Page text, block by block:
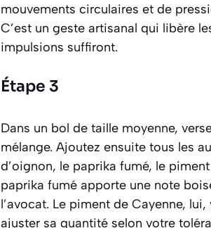
mouvements circulaires et de
C’est un geste artisanal qui libère
impulsions suffiront.
Étape 3
Dans un bol de taille moyenne,
mélange. Ajoutez ensuite tous les
d’oignon, le paprika fumé, le
paprika fumé apporte une note
l’avocat. Le piment de Cayenne,
ajuster sa quantité selon votre